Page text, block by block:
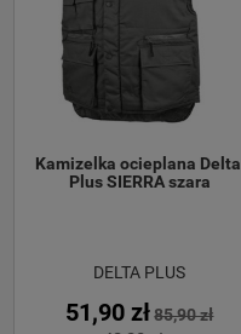
Kamizelka ocieplana Delta
Plus SIERRA szara
DELTA PLUS
51,90 zł 85,90 zł